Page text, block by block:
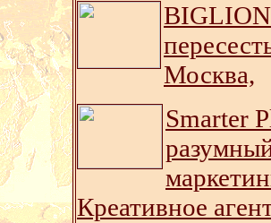
BIGLION
Москва,
Smarter
Креативное